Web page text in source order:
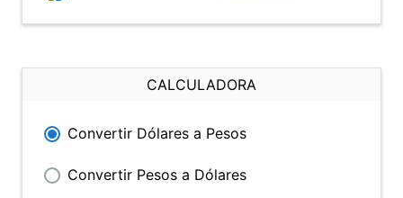
CALCULADORA
Convertir Dólares a Pesos
Convertir Pesos a Dólares